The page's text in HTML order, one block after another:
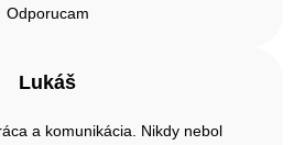
Odporucam
Lukáš
a komunikácia. Nikdy nebol